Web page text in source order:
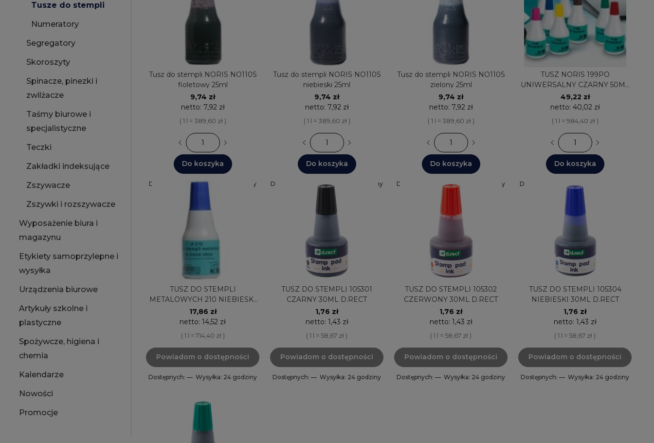
Tusze do stempli
Numeratory
Segregatory
Skoroszyty
Spinacze, pinezki i
zwilżacze
Taśmy biurowe i
specjalistyczne
Teczki
Zakładki indeksujące
Zszywacze
Zszywki i rozszywacze
Wyposażenie biura i
magazynu
Etykiety samoprzylepne i
wysyłka
Urządzenia biurowe
Artykuły szkolne i
plastyczne
Spożywcze, higiena i
chemia
Kalendarze
Nowości
Promocje
Tusz do stempli NORIS NO110S
fioletowy 25ml
9,74 zł
netto: 7,92 zł
( 1 l = 389,60 zł )
Do koszyka
Dostępnych: 3 Wysyłka: 24 godziny
Tusz do stempli NORIS NO110S
niebieski 25ml
9,74 zł
netto: 7,92 zł
( 1 l = 389,60 zł )
Do koszyka
Dostępnych: 30+Wysyłka: 24 godziny
Tusz do stempli NORIS NO110S
zielony 25ml
9,74 zł
netto: 7,92 zł
( 1 l = 389,60 zł )
Do koszyka
Dostępnych: 13 Wysyłka: 24 godziny
TUSZ NORIS 199PO
UNIWERSALNY CZARNY 50ML
SZYBKOSCHNĄCY
49,22 zł
netto: 40,02 zł
( 1 l = 984,40 zł )
Do koszyka
Dostępnych: ostatnia
TUSZ DO STEMPLI
METALOWYCH 210 NIEBIESKI
NORIS 25ML
17,86 zł
netto: 14,52 zł
( 1 l = 714,40 zł )
Powiadom o dostępności
Dostępnych: — Wysyłka: 24 godziny
TUSZ DO STEMPLI 105301
CZARNY 30ML D.RECT
1,76 zł
netto: 1,43 zł
( 1 l = 58,67 zł )
Powiadom o dostępności
Dostępnych: — Wysyłka: 24 godziny
TUSZ DO STEMPLI 105302
CZERWONY 30ML D.RECT
1,76 zł
netto: 1,43 zł
( 1 l = 58,67 zł )
Powiadom o dostępności
Dostępnych: — Wysyłka: 24 godziny
TUSZ DO STEMPLI 105304
NIEBIESKI 30ML D.RECT
1,76 zł
netto: 1,43 zł
( 1 l = 58,67 zł )
Powiadom o dostępności
Dostępnych: — Wysyłka: 24 godziny